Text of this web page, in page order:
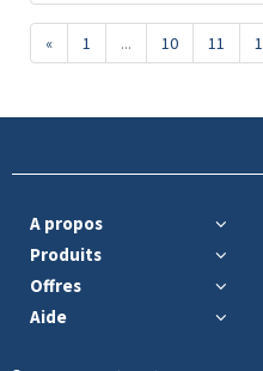
« 1 ... 10 11
A propos
Produits
Offres
Aide